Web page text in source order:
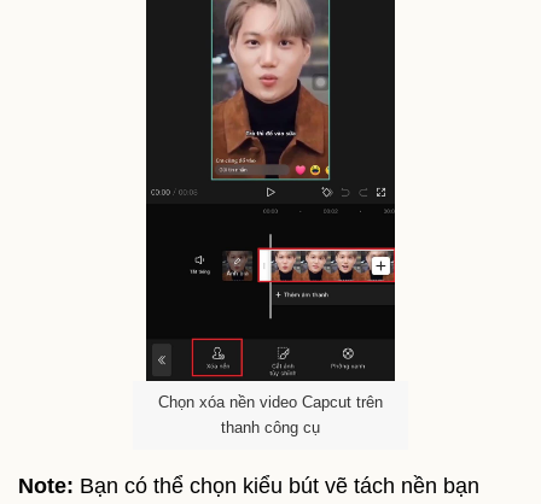
Chọn xóa nền video Capcut trên
thanh công cụ
Note: Bạn có thể chọn kiểu bút vẽ tách nền bạn